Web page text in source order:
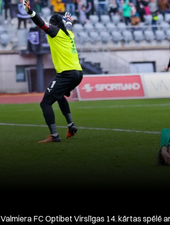
Valmiera FC Optibet Virslīgas 14. kārtas spēlē